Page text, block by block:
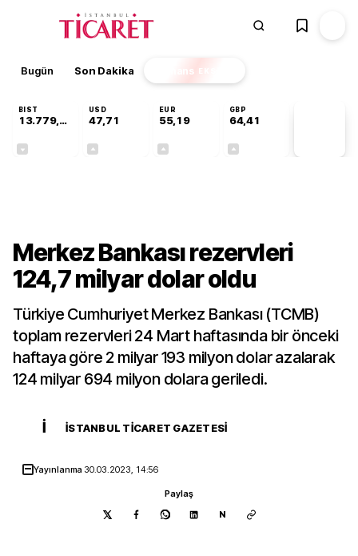
Bugün Son Dakika Finans EKSTRA
BIST
13.779,39
USD
47,71
EUR
55,19
GBP
64,41
Merkez Bankası rezervleri
124,7 milyar dolar oldu
Türkiye Cumhuriyet Merkez Bankası (TCMB)
toplam rezervleri 24 Mart haftasında bir önceki
haftaya göre 2 milyar 193 milyon dolar azalarak
124 milyar 694 milyon dolara geriledi.
İ İSTANBUL TICARET GAZETESI
Yayınlanma 30.03.2023, 14:56
Paylaş
N